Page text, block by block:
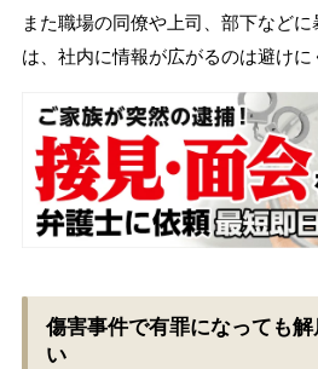
また職場の同僚や上司、部下など
は、社内に情報が広がるのは避けに
傷害事件で有罪になっても
い